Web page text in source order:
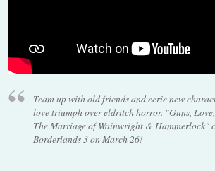
Team up with old friends and eerie new
love triumph over eldritch horror. "Guns,
The Marriage of Wainwright & Hammerlock"
Borderlands 3 on March 26!